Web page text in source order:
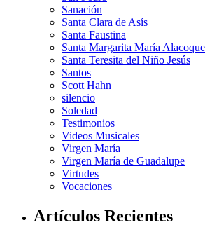
Sanación
Santa Clara de Asís
Santa Faustina
Santa Margarita María Alacoque
Santa Teresita del Niño Jesús
Santos
Scott Hahn
silencio
Soledad
Testimonios
Videos Musicales
Virgen María
Virgen María de Guadalupe
Virtudes
Vocaciones
Artículos Recientes